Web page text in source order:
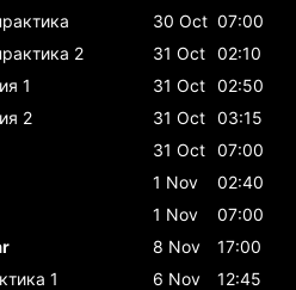
30 Oct 07:00
2 31 Oct 02:10
1 31 Oct 02:50
2 31 Oct 03:15
31 Oct 07:00
1 Nov
02:40
1 Nov
07:00
8 Nov
17:00
1 6 Nov
12:45